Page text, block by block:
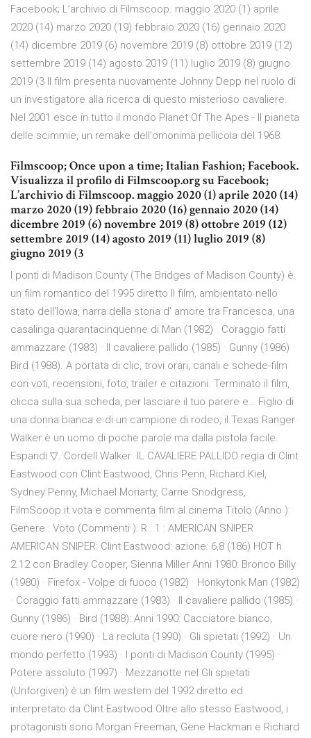
Facebook; L’archivio di Filmscoop. maggio 2020 (1) aprile
2020 (14) marzo 2020 (19) febbraio 2020 (16) gennaio 2020
(14) dicembre 2019 (6) novembre 2019 (8) ottobre 2019 (12)
settembre 2019 (14) agosto 2019 (11) luglio 2019 (8) giugno
2019 (3 Il film presenta nuovamente Johnny Depp nel ruolo di
un investigatore alla ricerca di questo misterioso cavaliere.
Nel 2001 esce in tutto il mondo Planet Of The Apes - Il pianeta
delle scimmie, un remake dell'omonima pellicola del 1968.
Filmscoop; Once upon a time; Italian Fashion; Facebook.
Visualizza il profilo di Filmscoop.org su Facebook;
L’archivio di Filmscoop. maggio 2020 (1) aprile 2020 (14)
marzo 2020 (19) febbraio 2020 (16) gennaio 2020 (14)
dicembre 2019 (6) novembre 2019 (8) ottobre 2019 (12)
settembre 2019 (14) agosto 2019 (11) luglio 2019 (8)
giugno 2019 (3
I ponti di Madison County (The Bridges of Madison County) è
un film romantico del 1995 diretto Il film, ambientato nello
stato dell'Iowa, narra della storia d' amore tra Francesca, una
casalinga quarantacinquenne di Man (1982) · Coraggio fatti
ammazzare (1983) · Il cavaliere pallido (1985) · Gunny (1986) ·
Bird (1988). A portata di clic, trovi orari, canali e schede-film
con voti, recensioni, foto, trailer e citazioni. Terminato il film,
clicca sulla sua scheda, per lasciare il tuo parere e… Figlio di
una donna bianca e di un campione di rodeo, il Texas Ranger
Walker è un uomo di poche parole ma dalla pistola facile.
Espandi ▽. Cordell Walker IL CAVALIERE PALLIDO regia di Clint
Eastwood con Clint Eastwood, Chris Penn, Richard Kiel,
Sydney Penny, Michael Moriarty, Carrie Snodgress,
FilmScoop.it vota e commenta film al cinema Titolo (Anno ):
Genere : Voto (Commenti ): R : 1 : AMERICAN SNIPER
AMERICAN SNIPER: Clint Eastwood: azione: 6,8 (186) HOT h
2.12 con Bradley Cooper, Sienna Miller Anni 1980: Bronco Billy
(1980) · Firefox - Volpe di fuoco (1982) · Honkytonk Man (1982)
· Coraggio fatti ammazzare (1983) · Il cavaliere pallido (1985) ·
Gunny (1986) · Bird (1988): Anni 1990: Cacciatore bianco,
cuore nero (1990) · La recluta (1990) · Gli spietati (1992) · Un
mondo perfetto (1993) · I ponti di Madison County (1995) ·
Potere assoluto (1997) · Mezzanotte nel Gli spietati
(Unforgiven) è un film western del 1992 diretto ed
interpretato da Clint Eastwood.Oltre allo stesso Eastwood, i
protagonisti sono Morgan Freeman, Gene Hackman e Richard